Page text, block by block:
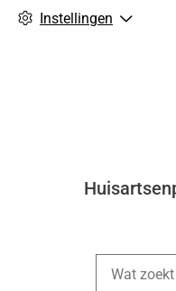
Instellingen